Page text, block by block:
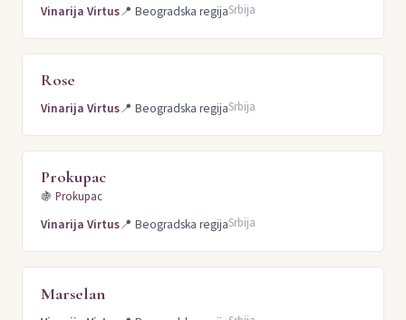
Vinarija Virtus📍 Beogradska regijaSrbija
Rose
Vinarija Virtus📍 Beogradska regijaSrbija
Prokupac
🍇 Prokupac
Vinarija Virtus📍 Beogradska regijaSrbija
Marselan